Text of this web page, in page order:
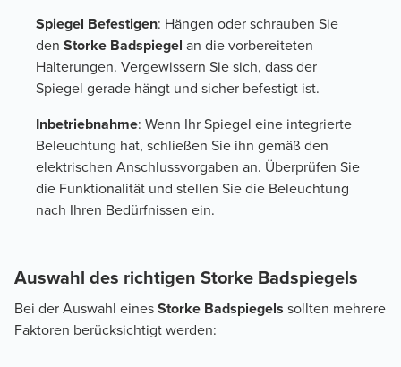
Spiegel Befestigen: Hängen oder schrauben Sie
den Storke Badspiegel an die vorbereiteten
Halterungen. Vergewissern Sie sich, dass der
Spiegel gerade hängt und sicher befestigt ist.
Inbetriebnahme: Wenn Ihr Spiegel eine integrierte
Beleuchtung hat, schließen Sie ihn gemäß den
elektrischen Anschlussvorgaben an. Überprüfen Sie
die Funktionalität und stellen Sie die Beleuchtung
nach Ihren Bedürfnissen ein.
Auswahl des richtigen Storke Badspiegels
Bei der Auswahl einesStorke Badspiegels sollten mehrere
Faktoren berücksichtigt werden: